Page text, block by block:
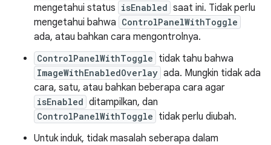
mengetahui status isEnabled saat ini. Tidak perlu
mengetahui bahwa ControlPanelWithToggle
ada, atau bahkan cara mengontrolnya.
ControlPanelWithToggle tidak tahu bahwa
ImageWithEnabledOverlay ada. Mungkin tidak ada
cara, satu, atau bahkan beberapa cara agar
isEnabled ditampilkan, dan
ControlPanelWithToggle tidak perlu diubah.
Untuk induk, tidak masalah seberapa dalam